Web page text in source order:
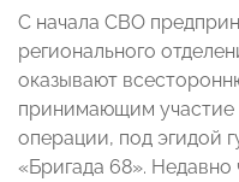
С начала СВО
регионального
оказывают
принимающим участие
операции, под эгидой
«Бригада 68». Недавно